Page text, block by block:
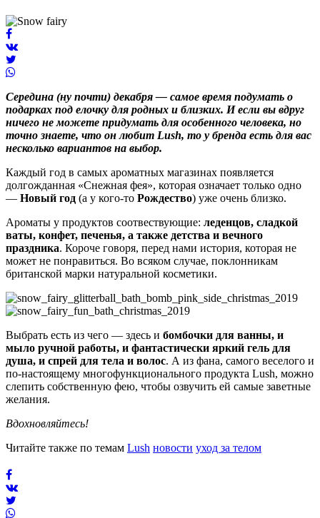
Середина (ну почти) декабря — самое время подумать о
подарках под елочку для родных и близких. И если вы вдруг
ничего не можете придумать для особенного человека, но
точно знаете, что он любит Lush, то у бренда есть для вас
несколько вариантов на выбор.
Каждый год в самых ароматных магазинах появляется
долгожданная «Снежная фея», которая означает только одно
— Новый год (а у кого-то Рождество) уже очень близко.
Ароматы у продуктов соотвествующие: леденцов, сладкой
ваты, конфет, печенья, а также детства и вечного
праздника. Короче говоря, перед нами история, которая не
может не понравиться. Во всяком случае, поклонникам
британской марки натуральной косметики.
Выбрать есть из чего — здесь и бомбочки для ванны, и
мыло ручной работы, и фантастически яркий гель для
душа, и спрей для тела и волос. А из фана, самого веселого и
по-настоящему многофункционального продукта Lush, можно
слепить собственную фею, чтобы озвучить ей самые заветные
желания.
Вдохновляйтесь!
Читайте также по темам Lush новости уход за телом